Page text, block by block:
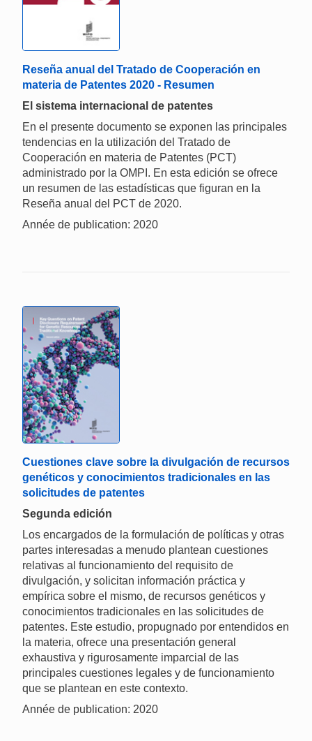
Reseña anual del Tratado de Cooperación en
materia de Patentes 2020 - Resumen
El sistema internacional de patentes
En el presente documento se exponen las principales
tendencias en la utilización del Tratado de
Cooperación en materia de Patentes (PCT)
administrado por la OMPI. En esta edición se ofrece
un resumen de las estadísticas que figuran en la
Reseña anual del PCT de 2020.
Année de publication: 2020
Cuestiones clave sobre la divulgación de recursos
genéticos y conocimientos tradicionales en las
solicitudes de patentes
Segunda edición
Los encargados de la formulación de políticas y otras
partes interesadas a menudo plantean cuestiones
relativas al funcionamiento del requisito de
divulgación, y solicitan información práctica y
empírica sobre el mismo, de recursos genéticos y
conocimientos tradicionales en las solicitudes de
patentes. Este estudio, propugnado por entendidos en
la materia, ofrece una presentación general
exhaustiva y rigurosamente imparcial de las
principales cuestiones legales y de funcionamiento
que se plantean en este contexto.
Année de publication: 2020